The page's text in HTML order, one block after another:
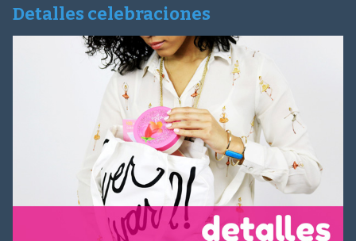
Detalles celebraciones